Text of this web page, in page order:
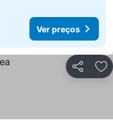
Ver preços
Partilhar